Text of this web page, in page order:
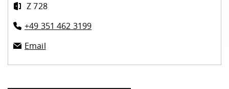
Z 728
+49 351 462 3199
Email